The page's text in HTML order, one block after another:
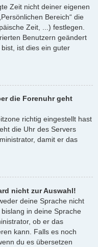
Zeit nicht deiner eigenen
Bereich“ die
Zeit, ...) festlegen.
Benutzern geändert
ist dies ein guter
die Forenuhr geht
richtig eingestellt hast
die Uhr des Servers
damit er das
nicht zur Auswahl!
deine Sprache nicht
in deine Sprache
ob er das
kann. Falls es noch
du es übersetzen